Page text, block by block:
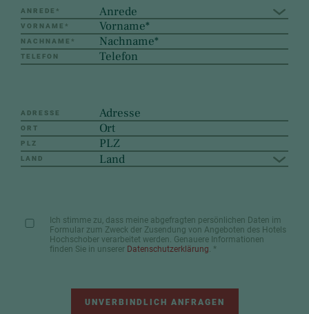
ANREDE * Anrede
VORNAME *
NACHNAME *
TELEFON
ADRESSE
ORT
PLZ
LAND
Land
Ich stimme zu, dass meine abgefragten persönlichen Daten im
Formular zum Zweck der Zusendung von Angeboten des Hotels
Hochschober verarbeitet werden. Genauere Informationen
finden Sie in unserer Datenschutzerklärung. *
UNVERBINDLICH ANFRAGEN